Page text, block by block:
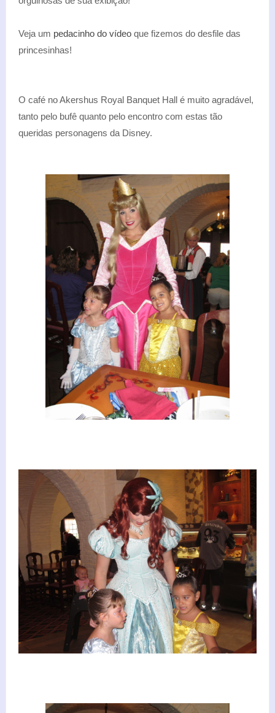
Veja um pedacinho do vídeoque fizemos do desfile das
princesinhas!
O café no Akershus Royal Banquet Hall é muito agradável,
tanto pelo bufê quanto pelo encontro com estas tão
queridas personagens da Disney.